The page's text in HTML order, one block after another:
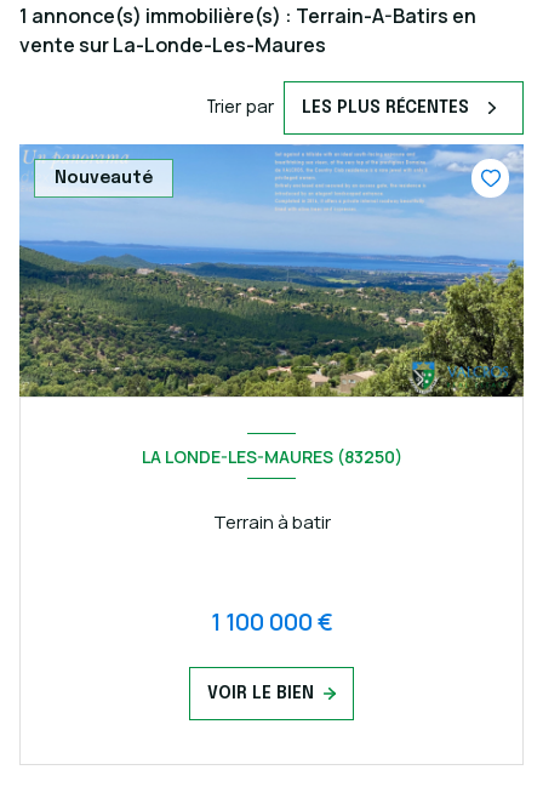
1 annonce(s) immobilière(s) : Terrain-A-Batirs en
vente sur La-Londe-Les-Maures
Trier par LES PLUS RÉCENTES
Nouveauté
LA LONDE-LES-MAURES (83250)
Terrain à batir
1 100 000 €
VOIR LE BIEN